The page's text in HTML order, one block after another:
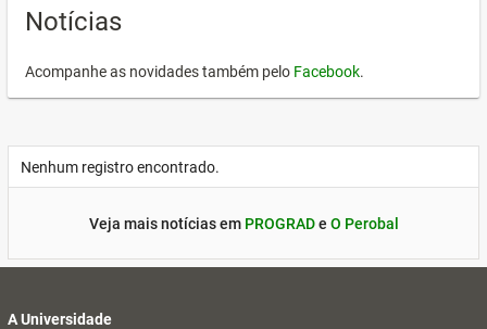
Notícias
Acompanhe as novidades também pelo Facebook.
Nenhum registro encontrado.
Veja mais notícias em PROGRADe O Perobal
A Universidade